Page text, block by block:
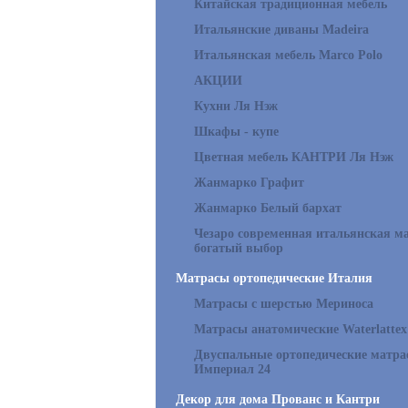
Китайская традиционная мебель
Итальянские диваны Madeira
Итальянская мебель Marco Polo
АКЦИИ
Кухни Ля Нэж
Шкафы - купе
Цветная мебель КАНТРИ Ля Нэж
Жанмарко Графит
Жанмарко Белый бархат
Чезаро современная итальянская
богатый выбор
Матрасы ортопедические Италия
Матрасы с шерстью Мериноса
Матрасы анатомические Waterlattex
Двуспальные ортопедические
Империал 24
Декор для дома Прованс и Кантри